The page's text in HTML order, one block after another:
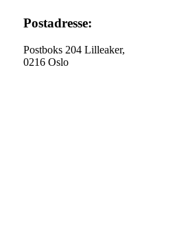
Postadresse:
Postboks 204 Lilleaker,
0216 Oslo